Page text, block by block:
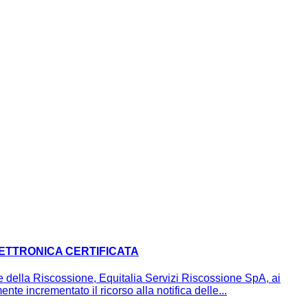
CERTIFICATA
Riscossione, Equitalia Servizi Riscossione SpA, ai
incrementato il ricorso alla notifica delle...